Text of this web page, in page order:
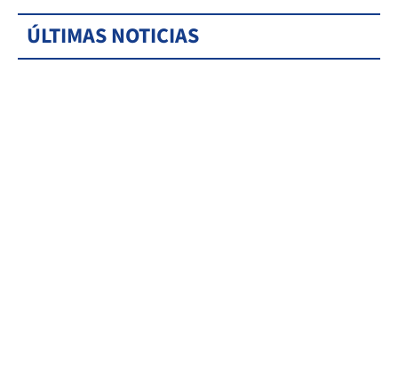
ÚLTIMAS NOTICIAS